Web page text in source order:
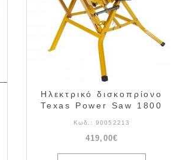
Ηλεκτρικό δισκοπρίονο
Texas Power Saw 1800
Κωδ.: 90052213
419,00€